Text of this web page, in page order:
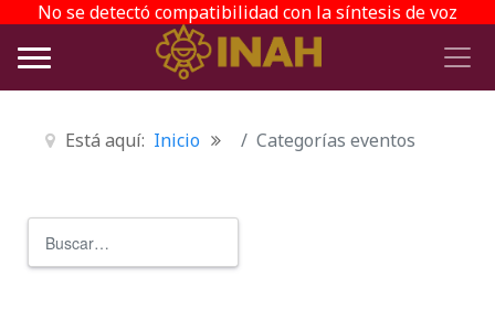
No se detectó compatibilidad con la síntesis de voz
Está aquí: Inicio Categorías eventos